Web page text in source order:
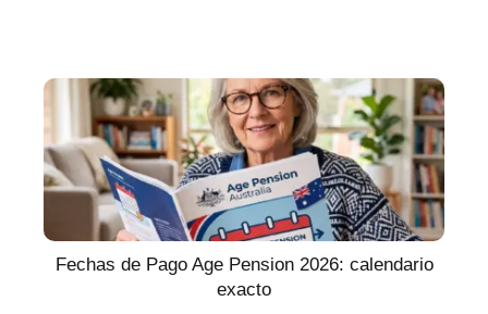
Fechas de Pago Age Pension 2026: calendario
exacto